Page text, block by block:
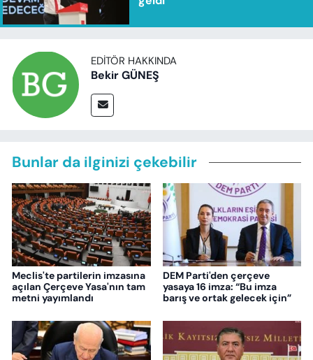
EDITÖR HAKKINDA
Bekir GÜNEŞ
Bunlar da ilginizi çekebilir
Meclis'te partilerin imzasına
açılan Çerçeve Yasa'nın tam
metni yayımlandı
DEM Parti'den çerçeve
yasaya 16 imza: “Bu imza
barış ve ortak gelecek için”